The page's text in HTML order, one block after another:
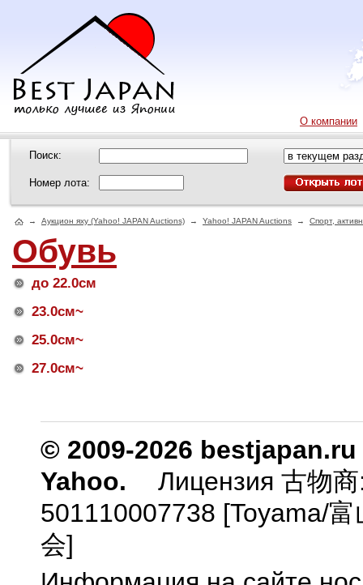
О компании
Поиск:
Номер лота:
→ Аукцион яху (Yahoo! JAPAN Auctions) → Yahoo! JAPAN Auctions → Спорт,
Обувь
до 22.0см
23.0см~
25.0см~
27.0см~
© 2009-2026
Yahoo.
Лицензия 古物
501110007738 [Toyama/
会]